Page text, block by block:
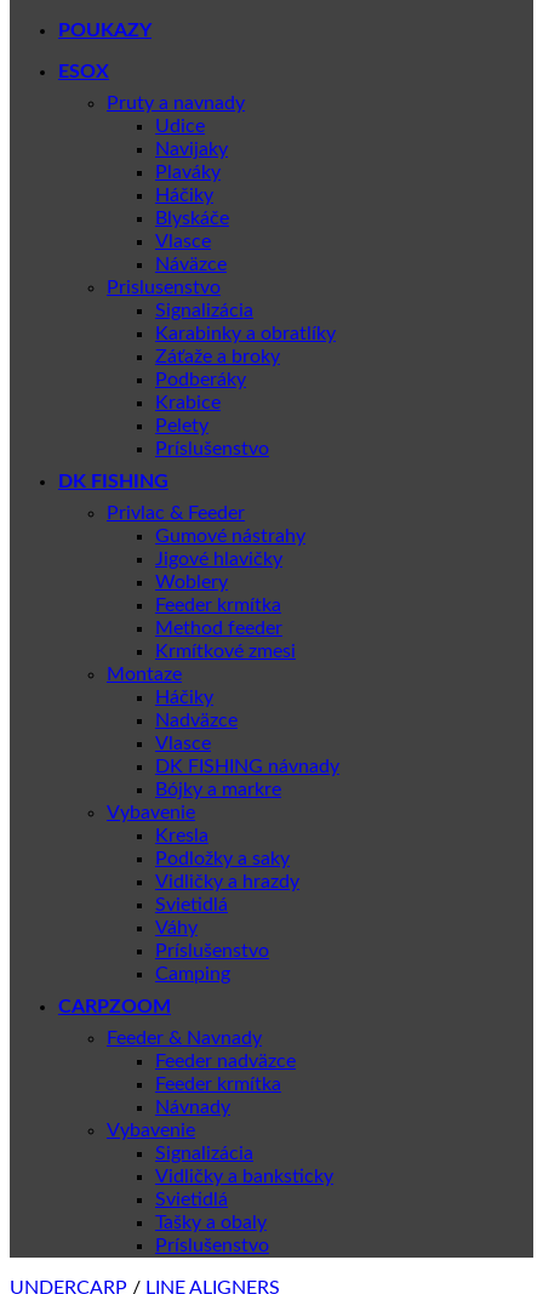
POUKAZY
ESOX
Pruty a navnady
Udice
Navijaky
Plaváky
Háčiky
Blyskáče
Vlasce
Náväzce
Prislusenstvo
Signalizácia
Karabinky a obratlíky
Záťaže a broky
Podberáky
Krabice
Pelety
Príslušenstvo
DK FISHING
Privlac & Feeder
Gumové nástrahy
Jigové hlavičky
Woblery
Feeder krmítka
Method feeder
Krmítkové zmesi
Montaze
Háčiky
Nadväzce
Vlasce
DK FISHING návnady
Bójky a markre
Vybavenie
Kresla
Podložky a saky
Vidličky a hrazdy
Svietidlá
Váhy
Príslušenstvo
Camping
CARPZOOM
Feeder & Navnady
Feeder nadväzce
Feeder krmítka
Návnady
Vybavenie
Signalizácia
Vidličky a banksticky
Svietidlá
Tašky a obaly
Príslušenstvo
UNDERCARP / LINE ALIGNERS